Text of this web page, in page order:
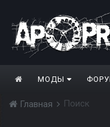
МОДЫ
Главная Поиск